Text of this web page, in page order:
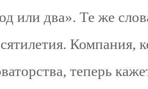
или два». Те же
Компания,
теперь